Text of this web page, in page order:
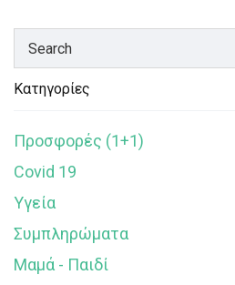
Κατηγορίες
Προσφορές (1+1)
Covid 19
Υγεία
Συμπληρώματα
Μαμά - Παιδί